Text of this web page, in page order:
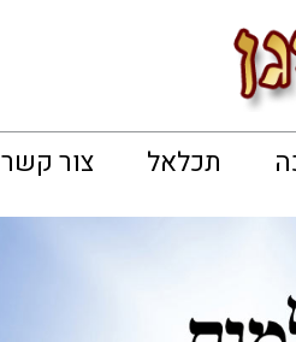
תכלאל צור קשר